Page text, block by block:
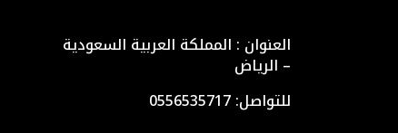
العنوان : المملكة العربية السعودية
– الرياض
للتواصل: ⁦0556535717